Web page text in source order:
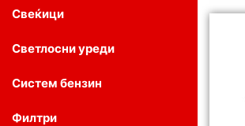
Свеќици
Светлосни уреди
Систем бензин
Филтри